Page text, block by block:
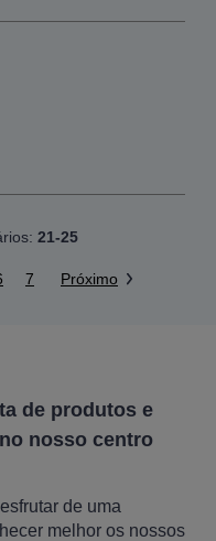
21-25
7 Próximo
de produtos e
nosso centro
de uma
melhor os nossos